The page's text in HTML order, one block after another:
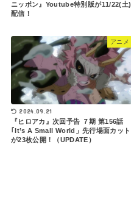
ニッポン』Youtube特別版が11/22(土)
配信！
アニメ
2024.09.21
『ヒロアカ』次回予告 ７期 第156話
｢It’s A Small World」先行場面カット
が23枚公開！（UPDATE）